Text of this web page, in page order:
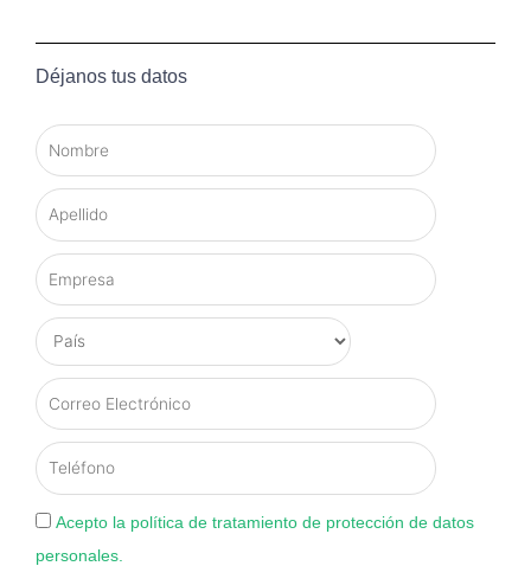
Déjanos tus datos
Acepto la política de tratamiento de protección de datos
personales.